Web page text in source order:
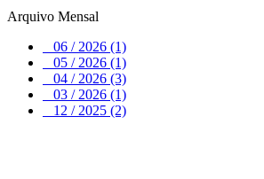
Arquivo Mensal
06 / 2026 (1)
05 / 2026 (1)
04 / 2026 (3)
03 / 2026 (1)
12 / 2025 (2)